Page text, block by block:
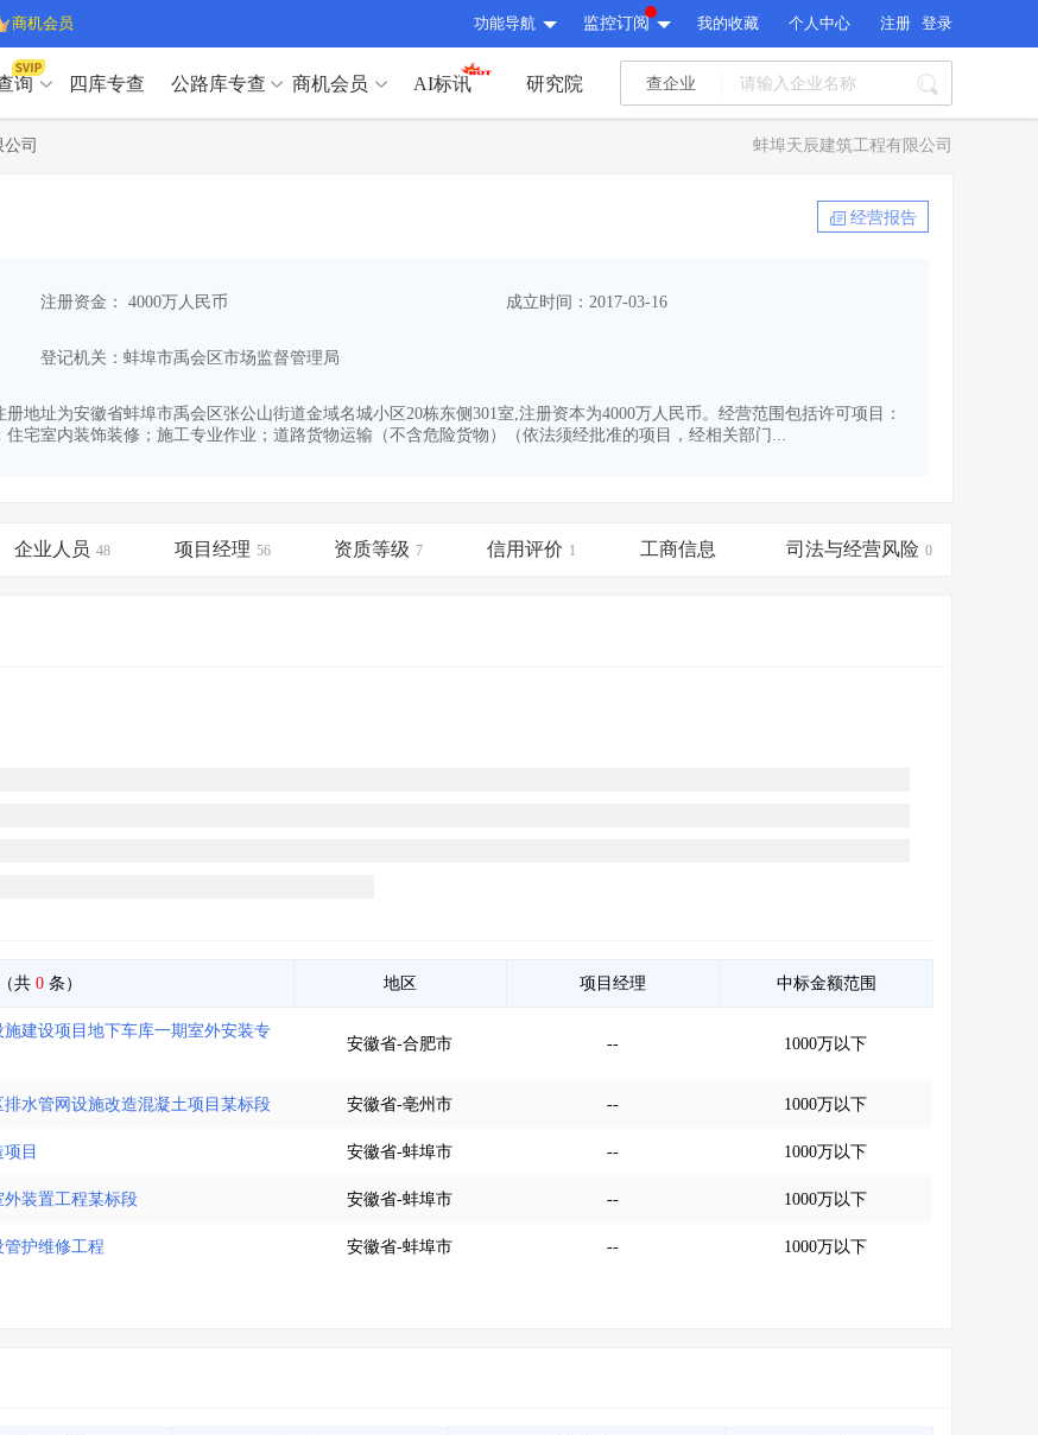
商机会员 功能导航 监控订阅 我的收藏 个人中心 注册 登录
宏观经济>
商机会员
土地交易> 省市重点项目
研究报告>
其他服务
询 四库专查 公路库专查 商机会员 AI标讯 研究院 查企业
下浮率>
宏观经济 > 建企舆情>
政策规划> 招投标规则 >
业主专查> 项目商机
API接口> 市场经营AI云平台>
会员服务> 数据导出服务 >
司 蚌埠天辰建筑工程有限公司
经营报告
注册资金： 4000万人民币 成立时间：2017-03-16
登记机关：蚌埠市禹会区市场监督管理局
地址为安徽省蚌埠市禹会区张公山街道金域名城小区20栋东侧301室,注册资本为4000万人民币。经营范围包括许可项目：
宅室内装饰装修；施工专业作业；道路货物运输（不含危险货物）（依法须经批准的项目，经相关部门...
企业人员 48 项目经理 56 资质等级 7 信用评价 1 工商信息 司法与经营风险 0
共 0 条） 地区 项目经理 中标金额范围
建设项目地下车库一期室外安装专
安徽省-合肥市 -- 1000万以下
水管网设施改造混凝土项目某标段 安徽省-亳州市 -- 1000万以下
目 安徽省-蚌埠市 -- 1000万以下
外装置工程某标段 安徽省-蚌埠市 -- 1000万以下
管护维修工程 安徽省-蚌埠市 -- 1000万以下